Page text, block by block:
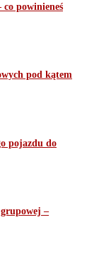
powinieneś
pod kątem
pojazdu do
–